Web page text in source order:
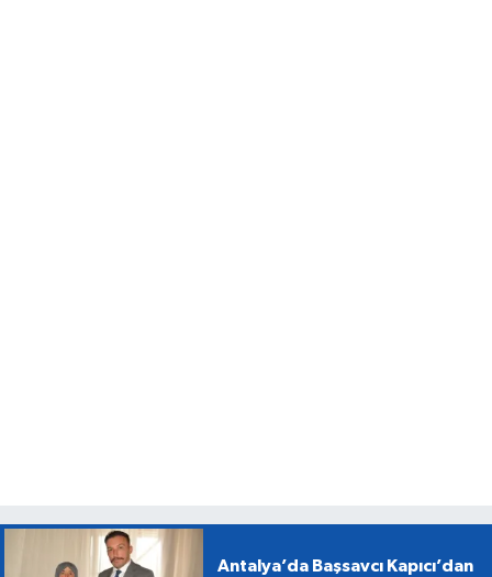
Antalya’da Başsavcı Kapıcı’dan